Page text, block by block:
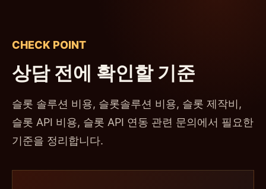
CHECK POINT
상담 전에 확인할 기준
슬롯 솔루션 비용, 슬롯솔루션 비용, 슬롯 제작비,
슬롯 API 비용, 슬롯 API 연동 관련 문의에서 필요한
기준을 정리합니다.